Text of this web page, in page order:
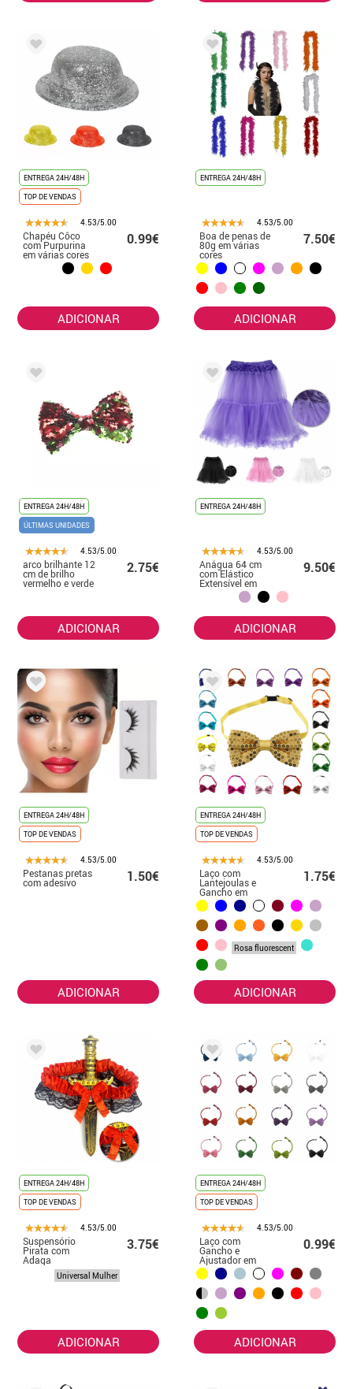
ENTREGA 24H/48H
TOP DE VENDAS
4.53/5.00
Chapéu Côco
com Purpurina
em várias cores
0.99€
ADICIONAR
ENTREGA 24H/48H
4.53/5.00
Boa de penas de
80g em várias
cores
7.50€
ADICIONAR
ENTREGA 24H/48H
ÚLTIMAS UNIDADES
4.53/5.00
arco brilhante 12
cm de brilho
vermelho e verde
2.75€
ADICIONAR
ENTREGA 24H/48H
4.53/5.00
Anágua 64 cm
com Elástico
Extensível em
várias cores
9.50€
ADICIONAR
ENTREGA 24H/48H
TOP DE VENDAS
4.53/5.00
Pestanas pretas
com adesivo 1.50€
ADICIONAR
ENTREGA 24H/48H
TOP DE VENDAS
4.53/5.00
Laço com
Lantejoulas e
Gancho em
várias cores
1.75€
Rosa fluorescent
ADICIONAR
ENTREGA 24H/48H
TOP DE VENDAS
4.53/5.00
Suspensório
Pirata com
Adaga
3.75€
Universal Mulher
ADICIONAR
ENTREGA 24H/48H
TOP DE VENDAS
4.53/5.00
Laço com
Gancho e
Ajustador em
várias cores
0.99€
ADICIONAR